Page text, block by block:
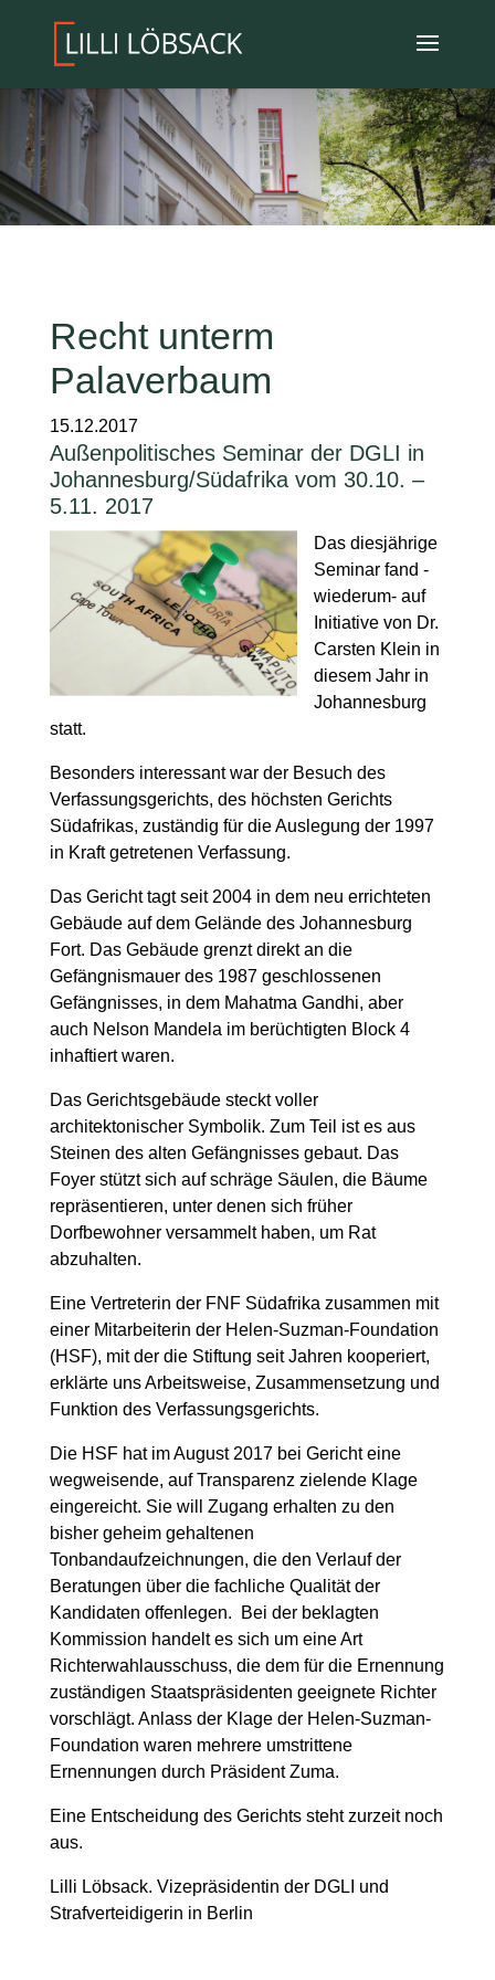
Recht unterm
Palaverbaum
15.12.2017
Außenpolitisches Seminar der DGLI in
Johannesburg/Südafrika vom 30.10. –
5.11. 2017
Das diesjährige
Seminar fand -
wiederum- auf
Initiative von Dr.
Carsten Klein in
diesem Jahr in
Johannesburg
statt.
Besonders interessant war der Besuch des
Verfassungsgerichts, des höchsten Gerichts
Südafrikas, zuständig für die Auslegung der 1997
in Kraft getretenen Verfassung.
Das Gericht tagt seit 2004 in dem neu errichteten
Gebäude auf dem Gelände des Johannesburg
Fort. Das Gebäude grenzt direkt an die
Gefängnismauer des 1987 geschlossenen
Gefängnisses, in dem Mahatma Gandhi, aber
auch Nelson Mandela im berüchtigten Block 4
inhaftiert waren.
Das Gerichtsgebäude steckt voller
architektonischer Symbolik. Zum Teil ist es aus
Steinen des alten Gefängnisses gebaut. Das
Foyer stützt sich auf schräge Säulen, die Bäume
repräsentieren, unter denen sich früher
Dorfbewohner versammelt haben, um Rat
abzuhalten.
Eine Vertreterin der FNF Südafrika zusammen mit
einer Mitarbeiterin der Helen-Suzman-Foundation
(HSF), mit der die Stiftung seit Jahren kooperiert,
erklärte uns Arbeitsweise, Zusammensetzung und
Funktion des Verfassungsgerichts.
Die HSF hat im August 2017 bei Gericht eine
wegweisende, auf Transparenz zielende Klage
eingereicht. Sie will Zugang erhalten zu den
bisher geheim gehaltenen
Tonbandaufzeichnungen, die den Verlauf der
Beratungen über die fachliche Qualität der
Kandidaten offenlegen. Bei der beklagten
Kommission handelt es sich um eine Art
Richterwahlausschuss, die dem für die Ernennung
zuständigen Staatspräsidenten geeignete Richter
vorschlägt. Anlass der Klage der Helen-Suzman-
Foundation waren mehrere umstrittene
Ernennungen durch Präsident Zuma.
Eine Entscheidung des Gerichts steht zurzeit noch
aus.
Lilli Löbsack. Vizepräsidentin der DGLI und
Strafverteidigerin in Berlin